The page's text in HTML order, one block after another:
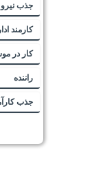
جذب نیرو
کارمند
کار در
راننده
جذب